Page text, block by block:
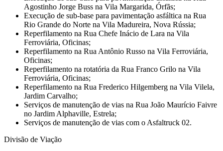
Agostinho Jorge Buss na Vila Margarida, Órfãs;
Execução de sub-base para pavimentação asfáltica na Rua
Rio Grande do Norte na Vila Madureira, Nova Rússia;
Reperfilamento na Rua Chefe Inácio de Lara na Vila
Ferroviária, Oficinas;
Reperfilamento na Rua Antônio Russo na Vila Ferroviária,
Oficinas;
Reperfilamento na rotatória da Rua Franco Grilo na Vila
Ferroviária, Oficinas;
Reperfilamento na Rua Frederico Hilgemberg na Vila Vilela,
Jardim Carvalho;
Serviços de manutenção de vias na Rua João Maurício Faivre
no Jardim Alphaville, Estrela;
Serviços de manutenção de vias com o Asfaltruck 02.
Divisão de Viação